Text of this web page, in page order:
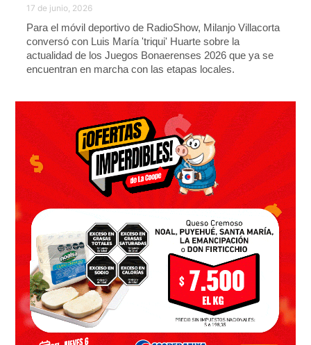
17 de junio, 2026
Para el móvil deportivo de RadioShow, Milanjo Villacorta
conversó con Luis María 'triqui' Huarte sobre la
actualidad de los Juegos Bonaerenses 2026 que ya se
encuentran en marcha con las etapas locales.